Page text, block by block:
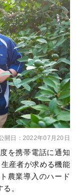
開日： 2022年07月20日
を携帯電話に通知
産者が求める機能
農業導入のハード
。